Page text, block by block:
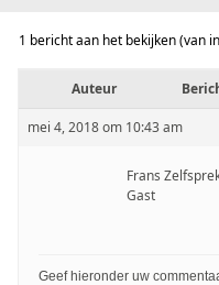
1 bericht aan het bekijken (van
Auteur
mei 4, 2018 om 10:43 am
Frans
Gast
Geef hieronder uw